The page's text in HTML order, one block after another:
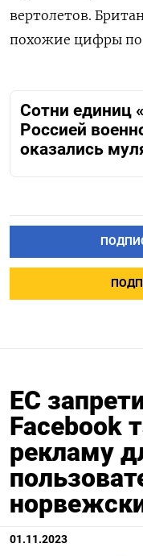
вертолетов.
похожие цифры по
Сотни единиц
Россией
оказались
ЕС
Facebook
рекламу
01.11.2023